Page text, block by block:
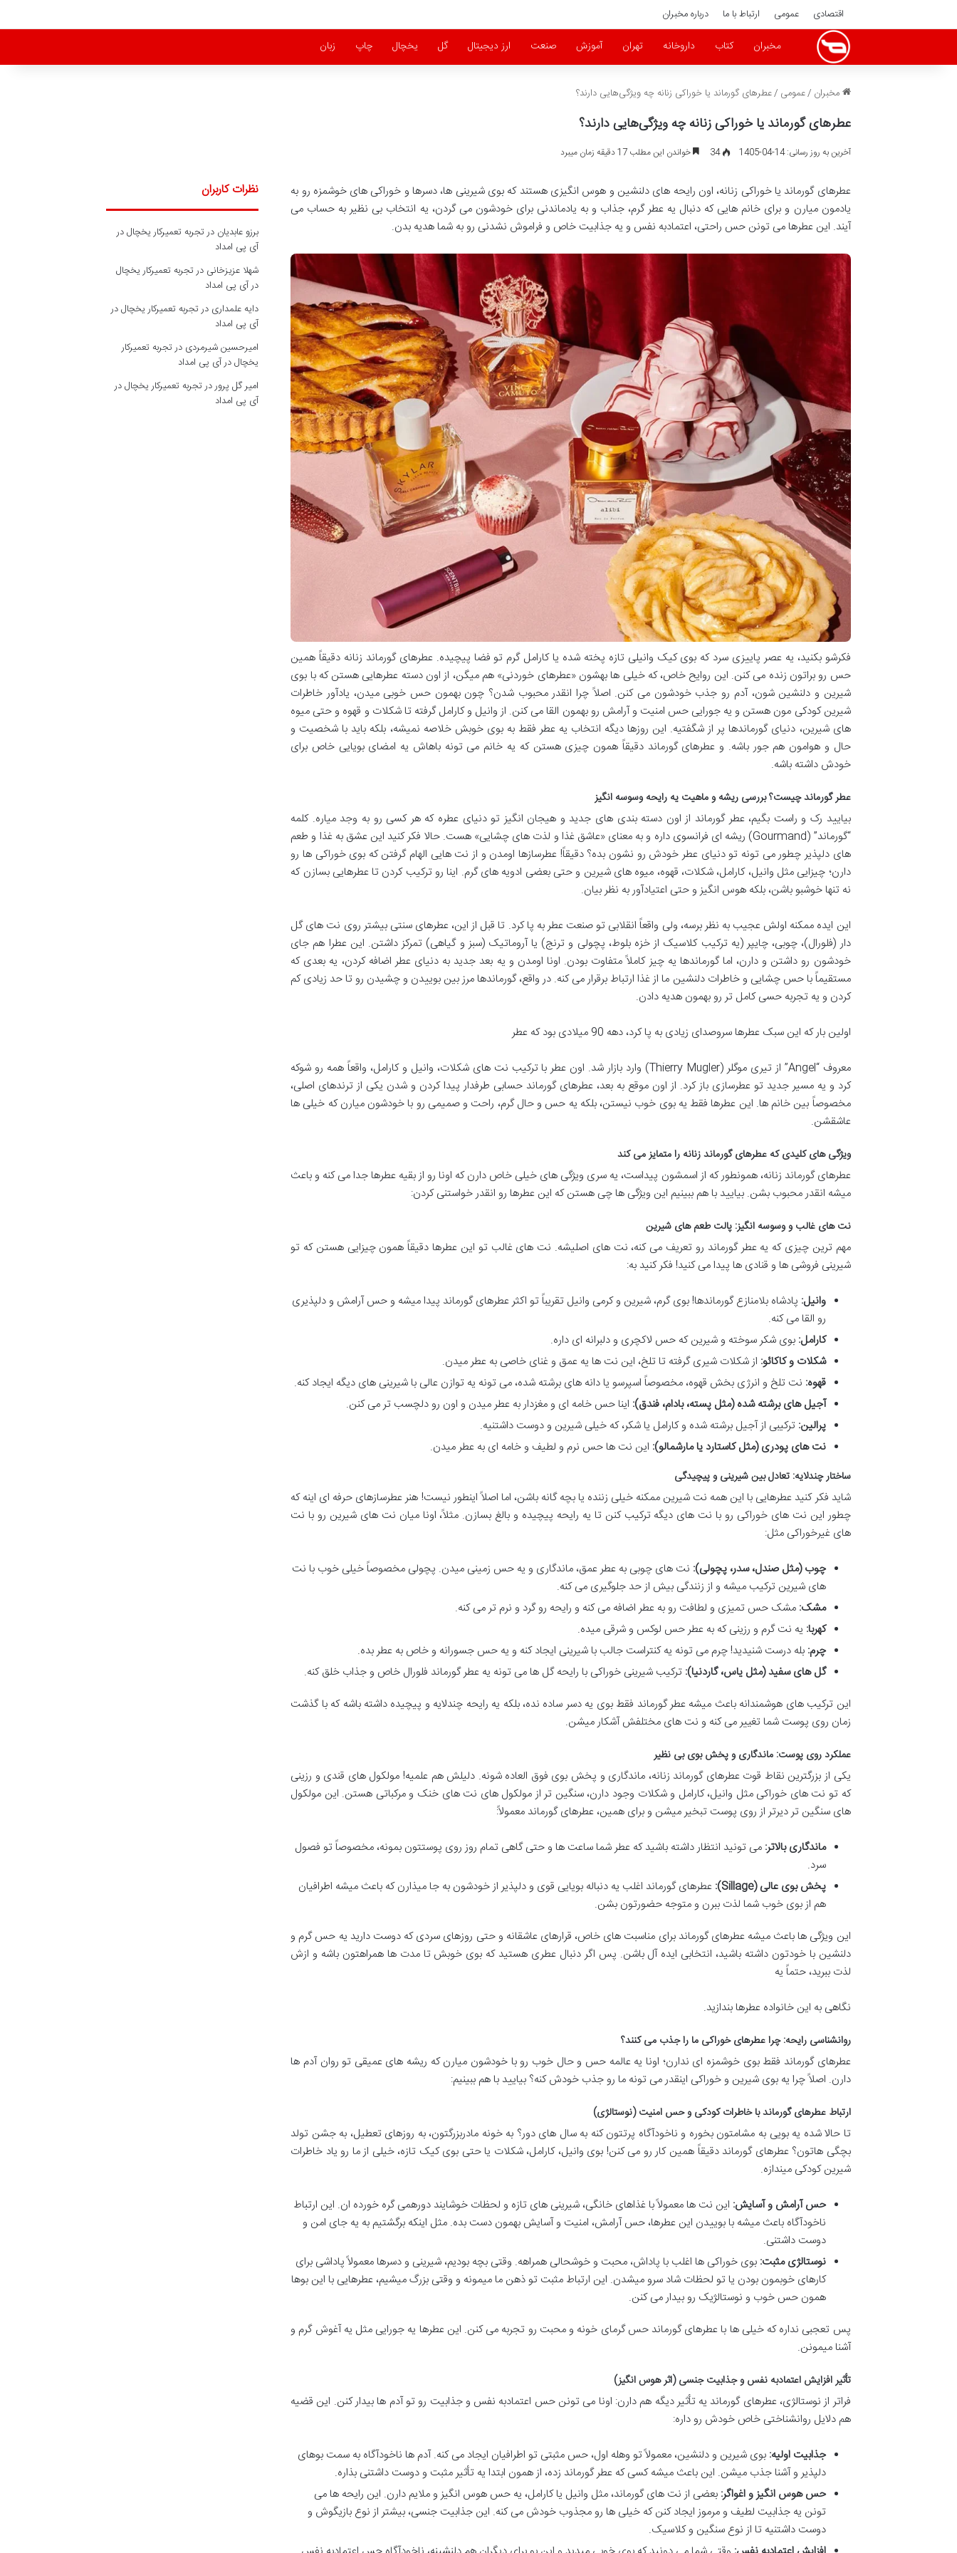
اقتصادی عمومی ارتباط با ما درباره مخبران
مخبران کتاب داروخانه تهران آموزش صنعت ارز دیجیتال گل یخچال چاپ زبان
مخبران /عمومی /عطرهای گورماند یا خوراکی زنانه چه ویژگی‌هایی دارند؟
عطرهای گورماند یا خوراکی زنانه چه ویژگی‌هایی دارند؟
آخرین به روز رسانی: 14-04-1405 34 خواندن این مطلب 17 دقیقه زمان میبرد
عطرهای گورماند یا خوراکی زنانه، اون رایحه های دلنشین و هوس انگیزی هستند که بوی شیرینی ها، دسرها و خوراکی های خوشمزه رو به
یادمون میارن و برای خانم هایی که دنبال یه عطر گرم، جذاب و به یادماندنی برای خودشون می گردن، یه انتخاب بی نظیر به حساب می
آیند. این عطرها می تونن حس راحتی، اعتمادبه نفس و یه جذابیت خاص و فراموش نشدنی رو به شما هدیه بدن.
فکرشو بکنید، یه عصر پاییزی سرد که بوی کیک وانیلی تازه پخته شده یا کارامل گرم تو فضا پیچیده. عطرهای گورماند زنانه دقیقاً همین
حس رو براتون زنده می کنن. این روایح خاص، که خیلی ها بهشون «عطرهای خوردنی» هم میگن، از اون دسته عطرهایی هستن که با بوی
شیرین و دلنشین شون، آدم رو جذب خودشون می کنن. اصلاً چرا انقدر محبوب شدن؟ چون بهمون حس خوبی میدن، یادآور خاطرات
شیرین کودکی مون هستن و یه جورایی حس امنیت و آرامش رو بهمون القا می کنن. از وانیل و کارامل گرفته تا شکلات و قهوه و حتی میوه
های شیرین، دنیای گورماندها پر از شگفتیه. این روزها دیگه انتخاب یه عطر فقط به بوی خوبش خلاصه نمیشه، بلکه باید با شخصیت و
حال و هوامون هم جور باشه. و عطرهای گورماند دقیقاً همون چیزی هستن که یه خانم می تونه باهاش یه امضای بویایی خاص برای
خودش داشته باشه.
عطر گورماند چیست؟ بررسی ریشه و ماهیت یه رایحه وسوسه انگیز
بیایید رک و راست بگیم، عطر گورماند از اون دسته بندی های جدید و هیجان انگیز تو دنیای عطره که هر کسی رو به وجد میاره. کلمه
“گورماند” (Gourmand) ریشه ای فرانسوی داره و به معنای «عاشق غذا و لذت های چشایی» هست. حالا فکر کنید این عشق به غذا و طعم
های دلپذیر چطور می تونه تو دنیای عطر خودش رو نشون بده؟ دقیقاً! عطرسازها اومدن و از نت هایی الهام گرفتن که بوی خوراکی ها رو
دارن؛ چیزایی مثل وانیل، کارامل، شکلات، قهوه، میوه های شیرین و حتی بعضی ادویه های گرم. اینا رو ترکیب کردن تا عطرهایی بسازن که
نه تنها خوشبو باشن، بلکه هوس انگیز و حتی اعتیادآور به نظر بیان.
این ایده ممکنه اولش عجیب به نظر برسه، ولی واقعاً انقلابی تو صنعت عطر به پا کرد. تا قبل از این، عطرهای سنتی بیشتر روی نت های گل
دار (فلورال)، چوبی، چایپر (یه ترکیب کلاسیک از خزه بلوط، پچولی و ترنج) یا آروماتیک (سبز و گیاهی) تمرکز داشتن. این عطرا هم جای
خودشون رو داشتن و دارن، اما گورماندها یه چیز کاملاً متفاوت بودن. اونا اومدن و یه بعد جدید به دنیای عطر اضافه کردن، یه بعدی که
مستقیماً با حس چشایی و خاطرات دلنشین ما از غذا ارتباط برقرار می کنه. در واقع، گورماندها مرز بین بوییدن و چشیدن رو تا حد زیادی کم
کردن و یه تجربه حسی کامل تر رو بهمون هدیه دادن.
اولین بار که این سبک عطرها سروصدای زیادی به پا کرد، دهه 90 میلادی بود که عطر
معروف “Angel” از تیری موگلر (Thierry Mugler) وارد بازار شد. اون عطر با ترکیب نت های شکلات، وانیل و کارامل، واقعاً همه رو شوکه
کرد و یه مسیر جدید تو عطرسازی باز کرد. از اون موقع به بعد، عطرهای گورماند حسابی طرفدار پیدا کردن و شدن یکی از ترندهای اصلی،
مخصوصاً بین خانم ها. این عطرها فقط یه بوی خوب نیستن، بلکه یه حس و حال گرم، راحت و صمیمی رو با خودشون میارن که خیلی ها
عاشقشن.
ویژگی های کلیدی که عطرهای گورماند زنانه را متمایز می کند
عطرهای گورماند زنانه، همونطور که از اسمشون پیداست، یه سری ویژگی های خیلی خاص دارن که اونا رو از بقیه عطرها جدا می کنه و باعث
میشه انقدر محبوب بشن. بیایید با هم ببینیم این ویژگی ها چی هستن که این عطرها رو انقدر خواستنی کردن:
نت های غالب و وسوسه انگیز: پالت طعم های شیرین
مهم ترین چیزی که یه عطر گورماند رو تعریف می کنه، نت های اصلیشه. نت های غالب تو این عطرها دقیقاً همون چیزایی هستن که تو
شیرینی فروشی ها و قنادی ها پیدا می کنید! فکر کنید به:
وانیل: پادشاه بلامنازع گورماندها! بوی گرم، شیرین و کرمی وانیل تقریباً تو اکثر عطرهای گورماند پیدا میشه و حس آرامش و دلپذیری
رو القا می کنه.
کارامل: بوی شکر سوخته و شیرین که حس لاکچری و دلبرانه ای داره.
شکلات و کاکائو: از شکلات شیری گرفته تا تلخ، این نت ها یه عمق و غنای خاصی به عطر میدن.
قهوه: نت تلخ و انرژی بخش قهوه، مخصوصاً اسپرسو یا دانه های برشته شده، می تونه یه توازن عالی با شیرینی های دیگه ایجاد کنه.
آجیل های برشته شده (مثل پسته، بادام، فندق): اینا حس خامه ای و مغزدار به عطر میدن و اون رو دلچسب تر می کنن.
پرالین: ترکیبی از آجیل برشته شده و کارامل یا شکر، که خیلی شیرین و دوست داشتنیه.
نت های پودری (مثل کاستارد یا مارشمالو): این نت ها حس نرم و لطیف و خامه ای به عطر میدن.
ساختار چندلایه: تعادل بین شیرینی و پیچیدگی
شاید فکر کنید عطرهایی با این همه نت شیرین ممکنه خیلی زننده یا بچه گانه باشن، اما اصلاً اینطور نیست! هنر عطرسازهای حرفه ای اینه که
چطور این نت های خوراکی رو با نت های دیگه ترکیب کنن تا یه رایحه پیچیده و بالغ بسازن. مثلاً، اونا میان نت های شیرین رو با نت
های غیرخوراکی مثل:
چوب (مثل صندل، سدر، پچولی): نت های چوبی به عطر عمق، ماندگاری و یه حس زمینی میدن. پچولی مخصوصاً خیلی خوب با نت
های شیرین ترکیب میشه و از زنندگی بیش از حد جلوگیری می کنه.
مشک: مشک حس تمیزی و لطافت رو به عطر اضافه می کنه و رایحه رو گرد و نرم تر می کنه.
کهربا: یه نت گرم و رزینی که به عطر حس لوکس و شرقی میده.
چرم: بله درست شنیدید! چرم می تونه یه کنتراست جالب با شیرینی ایجاد کنه و یه حس جسورانه و خاص به عطر بده.
گل های سفید (مثل یاس، گاردنیا): ترکیب شیرینی خوراکی با رایحه گل ها می تونه یه عطر گورماند فلورال خاص و جذاب خلق کنه.
این ترکیب های هوشمندانه باعث میشه عطر گورماند فقط بوی یه دسر ساده نده، بلکه یه رایحه چندلایه و پیچیده داشته باشه که با گذشت
زمان روی پوست شما تغییر می کنه و نت های مختلفش آشکار میشن.
عملکرد روی پوست: ماندگاری و پخش بوی بی نظیر
یکی از بزرگترین نقاط قوت عطرهای گورماند زنانه، ماندگاری و پخش بوی فوق العاده شونه. دلیلش هم علمیه! مولکول های قندی و رزینی
که تو نت های خوراکی مثل وانیل، کارامل و شکلات وجود دارن، سنگین تر از مولکول های نت های خنک و مرکباتی هستن. این مولکول
های سنگین تر دیرتر از روی پوست تبخیر میشن و برای همین، عطرهای گورماند معمولاً:
ماندگاری بالاتر: می تونید انتظار داشته باشید که عطر شما ساعت ها و حتی گاهی تمام روز روی پوستتون بمونه، مخصوصاً تو فصول
سرد.
پخش بوی عالی (Sillage):
عطرهای گورماند اغلب یه دنباله بویایی قوی و دلپذیر از خودشون به جا میذارن که باعث میشه اطرافیان
هم از بوی خوب شما لذت ببرن و متوجه حضورتون بشن.
این ویژگی ها باعث میشه عطرهای گورماند برای مناسبت های خاص، قرارهای عاشقانه و حتی روزهای سردی که دوست دارید یه حس گرم و
دلنشین با خودتون داشته باشید، انتخابی ایده آل باشن. پس اگر دنبال عطری هستید که بوی خوبش تا مدت ها همراهتون باشه و ازش
لذت ببرید، حتماً یه
نگاهی به این خانواده عطرها بندازید.
روانشناسی رایحه: چرا عطرهای خوراکی ما را جذب می کنند؟
عطرهای گورماند فقط بوی خوشمزه ای ندارن؛ اونا یه عالمه حس و حال خوب رو با خودشون میارن که ریشه های عمیقی تو روان آدم ها
دارن. اصلاً چرا یه بوی شیرین و خوراکی اینقدر می تونه ما رو جذب خودش کنه؟ بیایید با هم ببینیم:
ارتباط عطرهای گورماند با خاطرات کودکی و حس امنیت (نوستالژی)
تا حالا شده یه بویی به مشامتون بخوره و ناخودآگاه پرتتون کنه به سال های دور؟ به خونه مادربزرگتون، به روزهای تعطیل، به جشن تولد
بچگی هاتون؟ عطرهای گورماند دقیقاً همین کار رو می کنن! بوی وانیل، کارامل، شکلات یا حتی بوی کیک تازه، خیلی از ما رو یاد خاطرات
شیرین کودکی میندازه.
حس آرامش و آسایش: این نت ها معمولاً با غذاهای خانگی، شیرینی های تازه و لحظات خوشایند دورهمی گره خورده ان. این ارتباط
ناخودآگاه باعث میشه با بوییدن این عطرها، حس آرامش، امنیت و آسایش بهمون دست بده. مثل اینکه برگشتیم به یه جای امن و
دوست داشتنی.
نوستالژی مثبت: بوی خوراکی ها اغلب با پاداش، محبت و خوشحالی همراهه. وقتی بچه بودیم، شیرینی و دسرها معمولاً پاداشی برای
کارهای خوبمون بودن یا تو لحظات شاد سرو میشدن. این ارتباط مثبت تو ذهن ما میمونه و وقتی بزرگ میشیم، عطرهایی با این بوها
همون حس خوب و نوستالژیک رو بیدار می کنن.
پس تعجبی نداره که خیلی ها با عطرهای گورماند حس گرمای خونه و محبت رو تجربه می کنن. این عطرها یه جورایی مثل یه آغوش گرم و
آشنا میمونن.
تأثیر افزایش اعتمادبه نفس و جذابیت جنسی (اثر هوس انگیز)
فراتر از نوستالژی، عطرهای گورماند یه تأثیر دیگه هم دارن: اونا می تونن حس اعتمادبه نفس و جذابیت رو تو آدم ها بیدار کنن. این قضیه
هم دلایل روانشناختی خاص خودش رو داره:
جذابیت اولیه: بوی شیرین و دلنشین، معمولاً تو وهله اول، حس مثبتی تو اطرافیان ایجاد می کنه. آدم ها ناخودآگاه به سمت بوهای
دلپذیر و آشنا جذب میشن. این باعث میشه کسی که عطر گورماند زده، از همون ابتدا یه تأثیر مثبت و دوست داشتنی بذاره.
حس هوس انگیز و اغواگر: بعضی از نت های گورماند، مثل وانیل یا کارامل، یه حس هوس انگیز و ملایم دارن. این رایحه ها می
تونن یه جذابیت لطیف و مرموز ایجاد کنن که خیلی ها رو مجذوب خودش می کنه. این جذابیت جنسی، بیشتر از نوع بازیگوش و
دوست داشتنیه تا از نوع سنگین و کلاسیک.
نظرات کاربران
برزو عابدیان درتجربه تعمیرکار یخچال در
آی پی امداد
شهلا عزیزخانی درتجربه تعمیرکار یخچال
در آی پی امداد
دایه علمداری درتجربه تعمیرکار یخچال در
آی پی امداد
امیرحسین شیرمردی درتجربه تعمیرکار
یخچال در آی پی امداد
امیر گل پروردرتجربه تعمیرکار یخچال در
آی پی امداد